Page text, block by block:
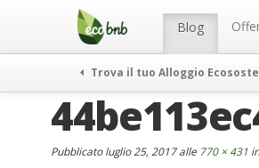
Menu Blog
Trova il tuo Alloggio
Pubblicatoluglio 25, 2017alle 770 × 431